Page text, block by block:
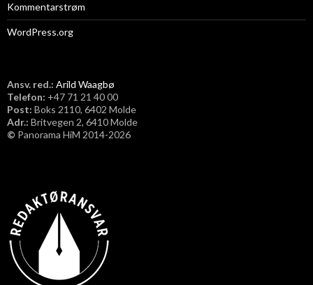
Kommentarstrøm
WordPress.org
Ansv. red.: Arild Waagbø
Telefon: ​+47 71 21 40 00
Post: Boks 2110, 6402 Molde
Adr.: Britvegen 2, 6410 Molde
© Panorama HiM 2014-2026